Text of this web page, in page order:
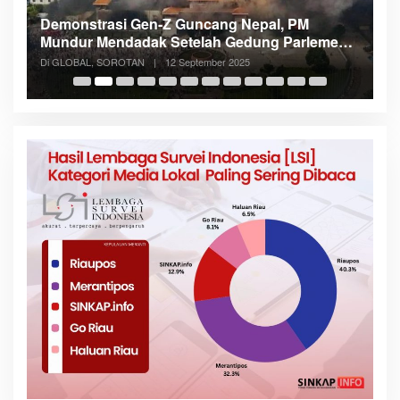
Demonstrasi Gen-Z Guncang Nepal, PM
Mundur Mendadak Setelah Gedung Parlemen
Dibakar
Di GLOBAL, SOROTAN | 12 September 2025